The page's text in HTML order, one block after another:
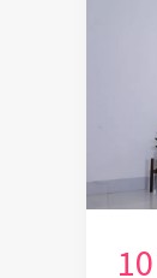
Bạn
Ngủ